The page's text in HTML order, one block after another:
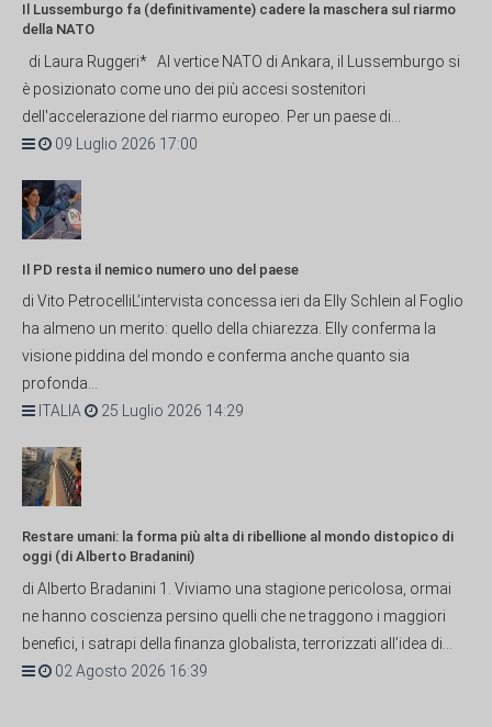
Il Lussemburgo fa (definitivamente) cadere la maschera sul riarmo
della NATO
di Laura Ruggeri* Al vertice NATO di Ankara, il Lussemburgo si
è posizionato come uno dei più accesi sostenitori
dell'accelerazione del riarmo europeo. Per un paese di...
09 Luglio 2026 17:00
Il PD resta il nemico numero uno del paese
di Vito PetrocelliL’intervista concessa ieri da Elly Schlein al Foglio
ha almeno un merito: quello della chiarezza. Elly conferma la
visione piddina del mondo e conferma anche quanto sia
profonda...
ITALIA
25 Luglio 2026 14:29
Restare umani: la forma più alta di ribellione al mondo distopico di
oggi (di Alberto Bradanini)
di Alberto Bradanini 1. Viviamo una stagione pericolosa, ormai
ne hanno coscienza persino quelli che ne traggono i maggiori
benefici, i satrapi della finanza globalista, terrorizzati all’idea di...
02 Agosto 2026 16:39